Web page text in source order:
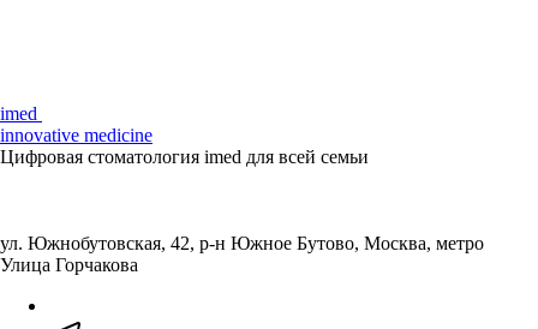
imed
innovative medicine
Цифровая стоматология imed для всей семьи
ул. Южнобутовская, 42, р-н Южное Бутово, Москва, метро
Улица Горчакова